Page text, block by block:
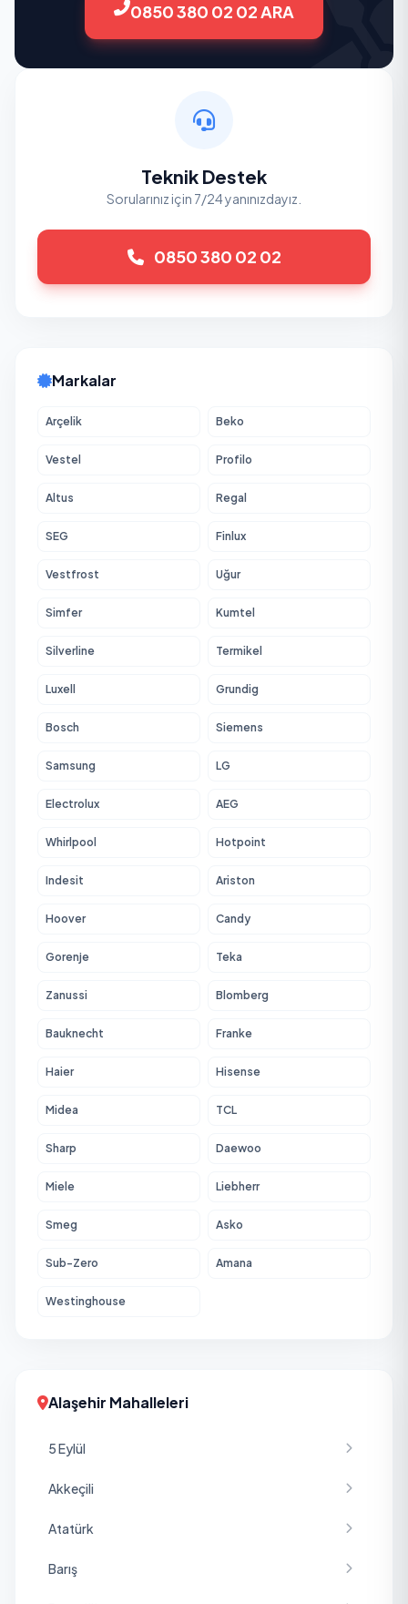
0850 380 02 02 ARA
Teknik Destek
Sorularınız için 7/24 yanınızdayız.
0850 380 02 02
Markalar
Arçelik Beko
Vestel Profilo
Altus Regal
SEG Finlux
Vestfrost Uğur
Simfer Kumtel
Silverline Termikel
Luxell Grundig
Bosch Siemens
Samsung LG
Electrolux AEG
Whirlpool Hotpoint
Indesit Ariston
Hoover Candy
Gorenje Teka
Zanussi Blomberg
Bauknecht Franke
Haier Hisense
Midea TCL
Sharp Daewoo
Miele Liebherr
Smeg Asko
Sub-Zero Amana
Westinghouse
Alaşehir Mahalleleri
5 Eylül
Akkeçili
Atatürk
Barış